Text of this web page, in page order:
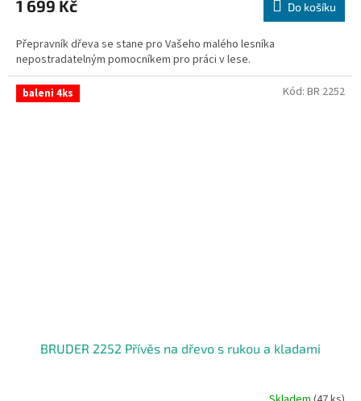
1 699 Kč Do košíku
Přepravník dřeva se stane pro Vašeho malého lesníka
nepostradatelným pomocníkem pro práci v lese.
baleni 4ks
BRUDER 2252 Přívěs na dřevo s rukou a kladami
Kód: BR 2252